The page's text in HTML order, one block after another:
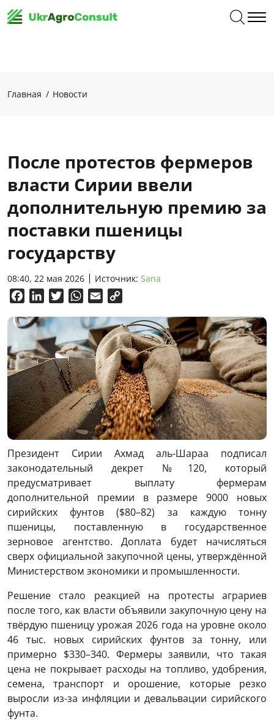
Главная Новости
После протестов фермеров
власти Сирии ввели
дополнительную премию за
поставки пшеницы
государству
08:40, 22 мая 2026 Источник: Sana
FacebookLinkedInTwitterWhatsApp
Email
Президент Сирии Ахмад аль-Шараа подписал
законодательный декрет №120, который
предусматривает выплату фермерам
дополнительной премии в размере 9000 новых
сирийских фунтов ($80–82) за каждую тонну
пшеницы, поставленную в государственное
зерновое агентство. Доплата будет начисляться
сверх официальной закупочной цены, утверждённой
Министерством экономики и промышленности.
Решение стало реакцией на протесты аграриев
после того, как власти объявили закупочную цену на
твёрдую пшеницу урожая 2026 года на уровне около
46 тыс. новых сирийских фунтов за тонну, или
примерно $330–340. Фермеры заявили, что такая
цена не покрывает расходы на топливо, удобрения,
семена, транспорт и орошение, которые резко
выросли из-за инфляции и девальвации сирийского
фунта.